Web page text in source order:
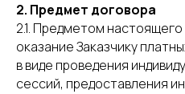
2. Предмет договора
2.1. Предметом
оказание Заказчику
в виде проведения
сессий, предоставления